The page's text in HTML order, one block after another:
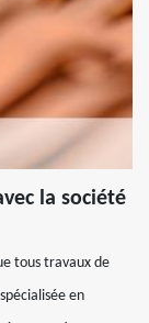
la société
tous travaux de
en